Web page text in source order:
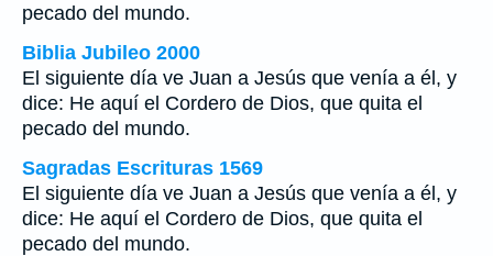
pecado del mundo.
Biblia Jubileo 2000
El siguiente día ve Juan a Jesús que venía a él, y
dice: He aquí el Cordero de Dios, que quita el
pecado del mundo.
Sagradas Escrituras 1569
El siguiente día ve Juan a Jesús que venía a él, y
dice: He aquí el Cordero de Dios, que quita el
pecado del mundo.